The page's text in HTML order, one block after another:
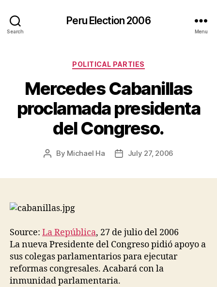
Search
Peru Election 2006
Menu
Categories
POLITICAL PARTIES
Mercedes Cabanillas
proclamada presidenta
del Congreso.
Post
By Michael Ha
PostJuly 27, 2006
Source: La República, 27 de julio del 2006
La nueva Presidente del Congreso pidió apoyo a
sus colegas parlamentarios para ejecutar
reformas congresales. Acabará con la
inmunidad parlamentaria.